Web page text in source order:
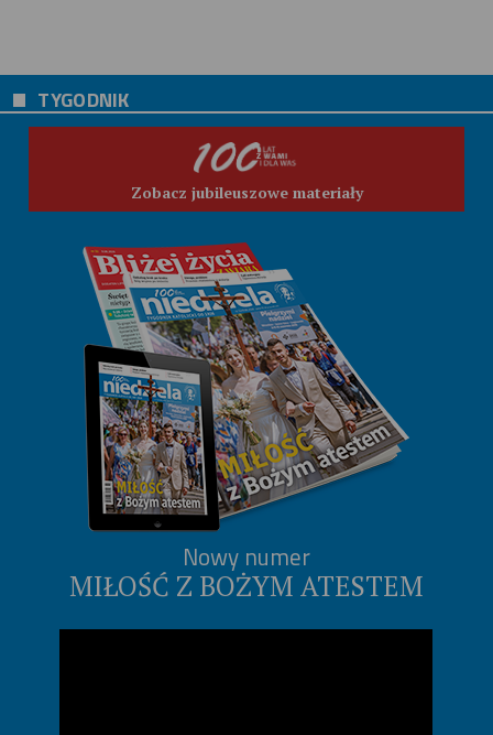
TYGODNIK
Zobacz jubileuszowe materiały
Nowy numer
MIŁOŚĆ Z BOŻYM ATESTEM